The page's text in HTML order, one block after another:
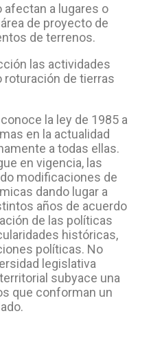
a lugares o
de proyecto de
de terrenos.
las actividades
roturación de tierras
la ley de 1985 a
en la actualidad
a todas ellas.
en vigencia, las
modificaciones de
dando lugar a
años de acuerdo
de las políticas
históricas,
políticas. No
legislativa
subyace una
que conforman un